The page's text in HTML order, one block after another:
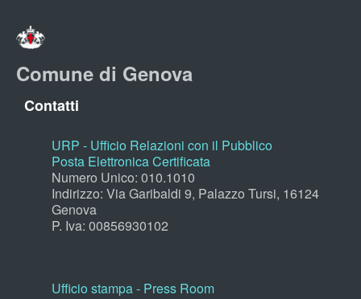
Comune di Genova
Contatti
URP - Ufficio Relazioni con il Pubblico
Posta Elettronica Certificata
Numero Unico: 010.1010
Indirizzo: Via Garibaldi 9, Palazzo Tursi, 16124
Genova
P. Iva: 00856930102
Ufficio stampa - Press Room